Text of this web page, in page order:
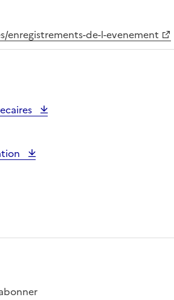
enregistrements-de-l-evenement